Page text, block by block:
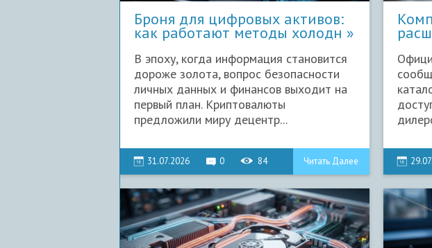
Броня для цифровых активов:
как работают методы холодн
В эпоху, когда информация становится
дороже золота, вопрос безопасности
личных данных и финансов выходит на
первый план. Криптовалюты
предложили миру децентр...
31.07.2026 0 84 Читать Далее